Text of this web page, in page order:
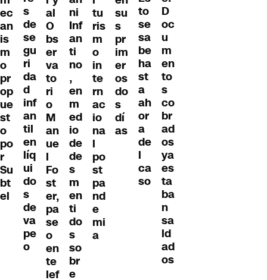
ec
an
is
m
o
pr
op
ue
st
o
po
r
Su
bt
el
s
de
se
gu
ri
da
d
inf
an
til
en
líq
ui
do
s
de
va
pe
o
al
O
bs
er
va
to
ri
o
M
an
ue
l
Fo
st
er,
pa
se
o
en
te
lef
ni
Inf
an
ti
no
,
en
m
ed
io
de
de
s
m
en
ti
do
s
so
br
e
tu
ris
m
o
in
te
rn
ac
io
na
l
po
st
pa
nd
e
mi
a
su
s
pr
im
er
os
do
s
dí
as
to
se
sa
be
ha
st
a
ah
or
a
de
l
ca
so
D
oc
u
m
en
to
s
co
br
ad
os
ya
es
ta
ba
n
sa
ld
ad
os